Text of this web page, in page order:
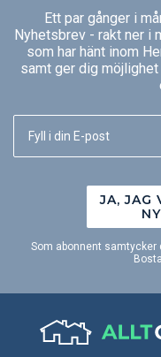
Ett par gånger i
Nyhetsbrev - rakt ner i
som har hänt inom
samt ger dig
JA, JAG
Som abonnent samtycker